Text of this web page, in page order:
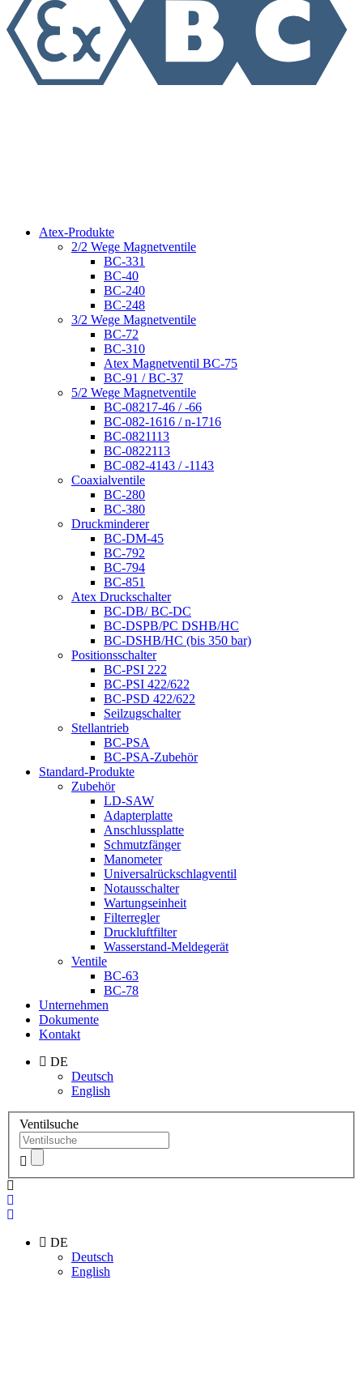
Atex-Produkte
2/2 Wege Magnetventile
BC-331
BC-40
BC-240
BC-248
3/2 Wege Magnetventile
BC-72
BC-310
Atex Magnetventil BC-75
BC-91 / BC-37
5/2 Wege Magnetventile
BC-08217-46 / -66
BC-082-1616 / n-1716
BC-0821113
BC-0822113
BC-082-4143 / -1143
Coaxialventile
BC-280
BC-380
Druckminderer
BC-DM-45
BC-792
BC-794
BC-851
Atex Druckschalter
BC-DB/ BC-DC
BC-DSPB/PC DSHB/HC
BC-DSHB/HC (bis 350 bar)
Positionsschalter
BC-PSI 222
BC-PSI 422/622
BC-PSD 422/622
Seilzugschalter
Stellantrieb
BC-PSA
BC-PSA-Zubehör
Standard-Produkte
Zubehör
LD-SAW
Adapterplatte
Anschlussplatte
Schmutzfänger
Manometer
Universalrückschlagventil
Notausschalter
Wartungseinheit
Filterregler
Druckluftfilter
Wasserstand-Meldegerät
Ventile
BC-63
BC-78
Unternehmen
Dokumente
Kontakt
DE
Deutsch
English
Ventilsuche
DE
Deutsch
English